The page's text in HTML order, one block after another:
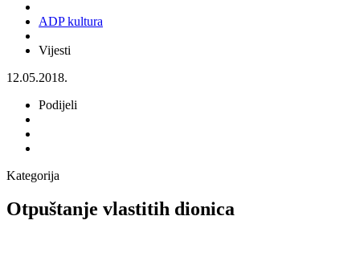
ADP kultura
Vijesti
12.05.2018.
Podijeli
Kategorija
Otpuštanje vlastitih dionica